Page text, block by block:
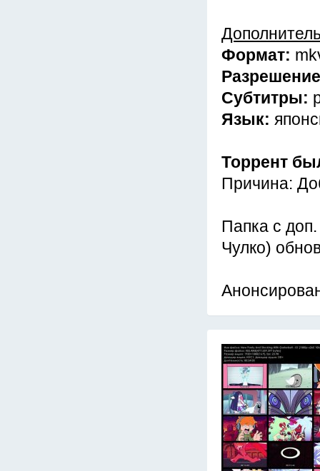
Формат:
Субтитры:
Язык:
Торрент
Причина:
Папка с
Чулко)